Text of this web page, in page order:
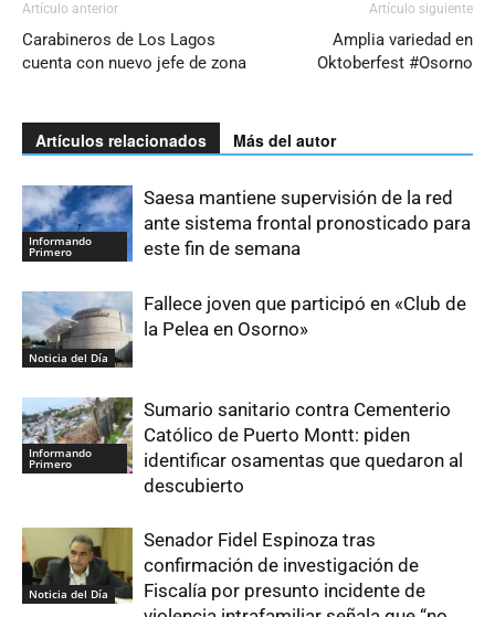
Artículo anterior
Carabineros de Los Lagos
cuenta con nuevo jefe de zona
Artículo siguiente
Amplia variedad en
Oktoberfest #Osorno
Artículos relacionados Más del autor
Informando
Primero
Saesa mantiene supervisión de la red
ante sistema frontal pronosticado para
este fin de semana
Noticia del Día
Fallece joven que participó en «Club de
la Pelea en Osorno»
Informando
Primero
Sumario sanitario contra Cementerio
Católico de Puerto Montt: piden
identificar osamentas que quedaron al
descubierto
Noticia del Día
Senador Fidel Espinoza tras
confirmación de investigación de
Fiscalía por presunto incidente de